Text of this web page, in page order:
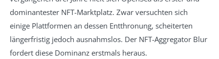
dominantester NFT-Marktplatz. Zwar versuchten sich
einige Plattformen an dessen Entthronung, scheiterten
längerfristig jedoch ausnahmslos. Der NFT-Aggregator Blur
fordert diese Dominanz erstmals heraus.